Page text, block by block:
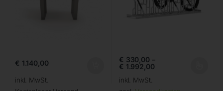
€ 1.140,00
inkl. MwSt.
€ 330,00 –
€ 1.992,00
inkl. MwSt.